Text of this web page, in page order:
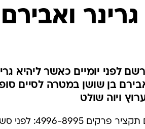
גרינר
לפני יומיים כאשר ליהיא
בן שושן במטרה לסיים
ויוה שולט
היפים